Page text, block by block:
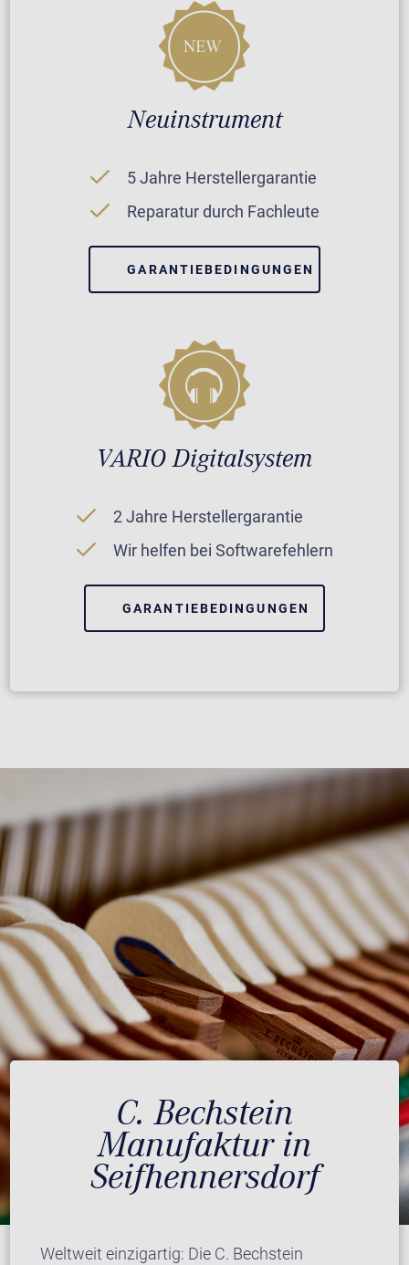
Neuinstrument
5 Jahre Herstellergarantie
Reparatur durch Fachleute
GARANTIEBEDINGUNGEN
VARIO Digitalsystem
2 Jahre Herstellergarantie
Wir helfen bei Softwarefehlern
GARANTIEBEDINGUNGEN
C. Bechstein
Manufaktur in
Seifhennersdorf
Weltweit einzigartig: Die C. Bechstein